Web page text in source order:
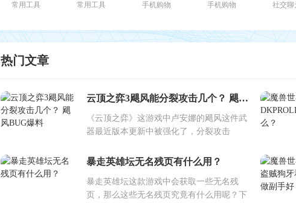
常用工具 常用工具 手机购物 手机购物 社交聊
热门文章
云顶之弈3飓风能分裂攻击几个？ 飓风BUG爆料
《云顶之弈》这游戏中卢安娜的飓风这件武
器最近版本更新中被强化了，分裂攻击
暴走英雄坛无名残页有什么用？
暴走英雄坛这款游戏中会获取一些无名残
页，那么这些无名残页究竟有什么用呢？下